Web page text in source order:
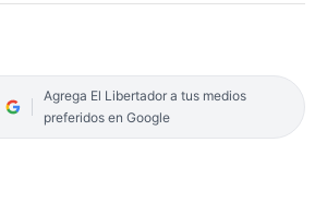
Agrega El Libertador a tus medios
preferidos en Google